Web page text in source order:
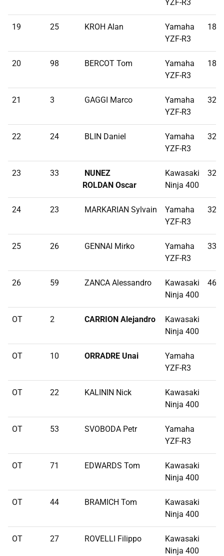
YZF-R3
19 25 KROH Alan
Yamaha
YZF-R3
20 98 BERCOT Tom
Yamaha
YZF-R3
21 3 GAGGI Marco
Yamaha
YZF-R3
22 24 BLIN Daniel
Yamaha
YZF-R3
23 33
NUNEZ
ROLDAN Oscar
Kawasaki
Ninja 400
24 23 MARKARIAN Sylvain
Yamaha
YZF-R3
25 26 GENNAI Mirko
Yamaha
YZF-R3
26 59 ZANCA Alessandro
Kawasaki
Ninja 400
OT 2 CARRION Alejandro
Kawasaki
Ninja 400
OT 10 ORRADRE Unai
Yamaha
YZF-R3
OT 22 KALININ Nick
Kawasaki
Ninja 400
OT 53 SVOBODA Petr
Yamaha
YZF-R3
OT 71 EDWARDS Tom
Kawasaki
Ninja 400
OT 44 BRAMICH Tom
Kawasaki
Ninja 400
OT 27 ROVELLI Filippo
Kawasaki
Ninja 400